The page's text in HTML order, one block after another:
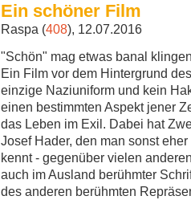
Ein schöner Film
Raspa (408), 12.07.2016
"Schön" mag etwas banal
Ein Film vor dem Hintergrund
einzige Naziuniform und kein
einen bestimmten Aspekt jener
das Leben im Exil. Dabei hat
Josef Hader, den man sonst
kennt - gegenüber vielen
auch im Ausland berühmter
des anderen berühmten